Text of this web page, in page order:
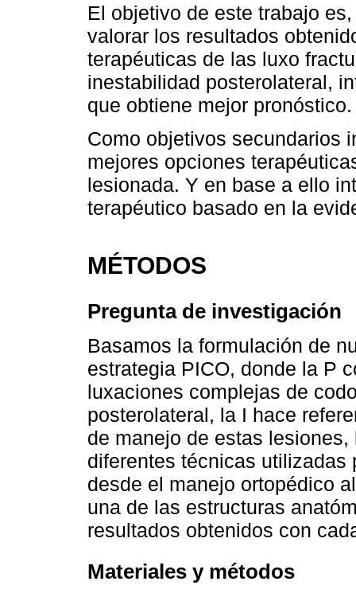
El objetivo de este trabajo
valorar los resultados
terapéuticas de las luxo
inestabilidad posterolateral,
que obtiene mejor pronóstico.
Como objetivos secundarios
mejores opciones
lesionada. Y en base a ello
terapéutico basado en la
MÉTODOS
Pregunta de investigación
Basamos la formulación de
estrategia PICO, donde la P
luxaciones complejas de
posterolateral, la I hace
de manejo de estas
diferentes técnicas utilizadas
desde el manejo ortopédico
una de las estructuras
resultados obtenidos con
Materiales y métodos